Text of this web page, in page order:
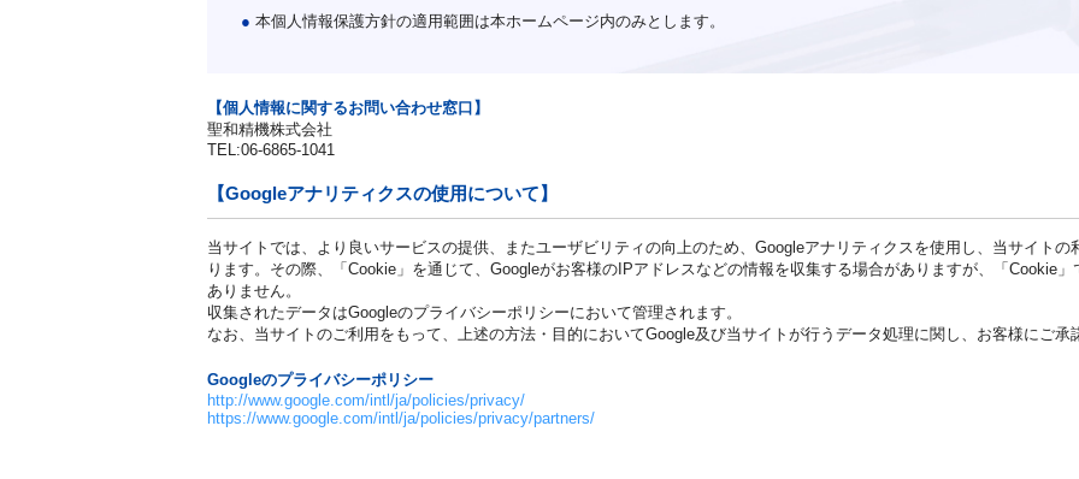
● 本個人情報保護方針の適用範囲は本ホームページ内のみとします。
【個人情報に関するお問い合わせ窓口】
聖和精機株式会社
TEL:06-6865-1041
【Googleアナリティクスの使用について】
当サイトでは、より良いサービスの提供、またユーザビリティの向上のため、Googleアナリティクスを使用し、当サイト
ります。その際、「Cookie」を通じて、Googleがお客様のIPアドレスなどの情報を収集する場合がありますが、「Cookie
ありません。
収集されたデータはGoogleのプライバシーポリシーにおいて管理されます。
なお、当サイトのご利用をもって、上述の方法・目的においてGoogle及び当サイトが行うデータ処理に関し、お客様にご承
Googleのプライバシーポリシー
http://www.google.com/intl/ja/policies/privacy/
https://www.google.com/intl/ja/policies/privacy/partners/